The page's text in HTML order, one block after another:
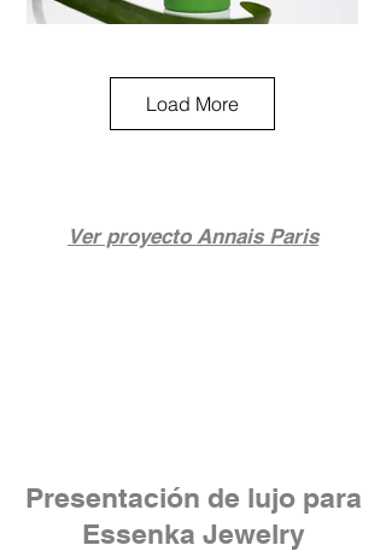
Load More
Ver proyecto Annais Paris
Presentación de lujo para
Essenka Jewelry